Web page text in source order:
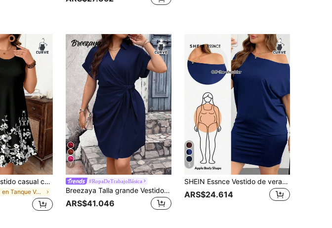
EMERY ROSE Vestido casual cómodo y estampado de flores negras en talla grande
en Tanque Vestidos De Talla Grande
7
#RopaDeTrabajoBásica
Breezaya Talla grande Vestido cruzado con nudo lateral
ARS$41.046
5
SHEIN Essnce Vestido de verano talla grande para mujer. Vestido casual negro, vestido hombros descubiertos, vestido un hombro. Vestidos de verano para mujer, vestido casual hombros descubiertos, vestido negro mini para salir
ARS$24.614